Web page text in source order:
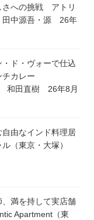
さへの挑戦 アトリ
田中源吾・源 26年
ド・ヴォーで仕込
カレー
和田直樹 26年8月
由なインド料理居
（東京・大塚）
満を持して実店舗
Apartment（東